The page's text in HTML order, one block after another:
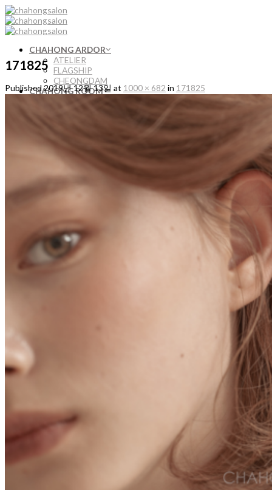
Skip
to
content
CHAHONG ARDOR
ATELIER
FLAGSHIP
CHEONGDAM
CHAHONG ROOM
가로수길점 GAROSU-GIL
강남대로점 GANGNAM-DAERO
강남점 GANGNAM
공덕점 GONGDEOK
광교점 GWANGGYO￼
노원점 NOWON
동탄점 DONGTAN
명동점 MYEONGDONG
목동점 MOKDONG
반포점 BANPO
방배점 BANGBAE
분당점 BUNDANG
판교점 PANGYO
한남점 HANNAM
홍대점 HONGDAE
뉴디자인
숏
171825
Published2019년 12월 13일 at 1000 × 682 in 171825